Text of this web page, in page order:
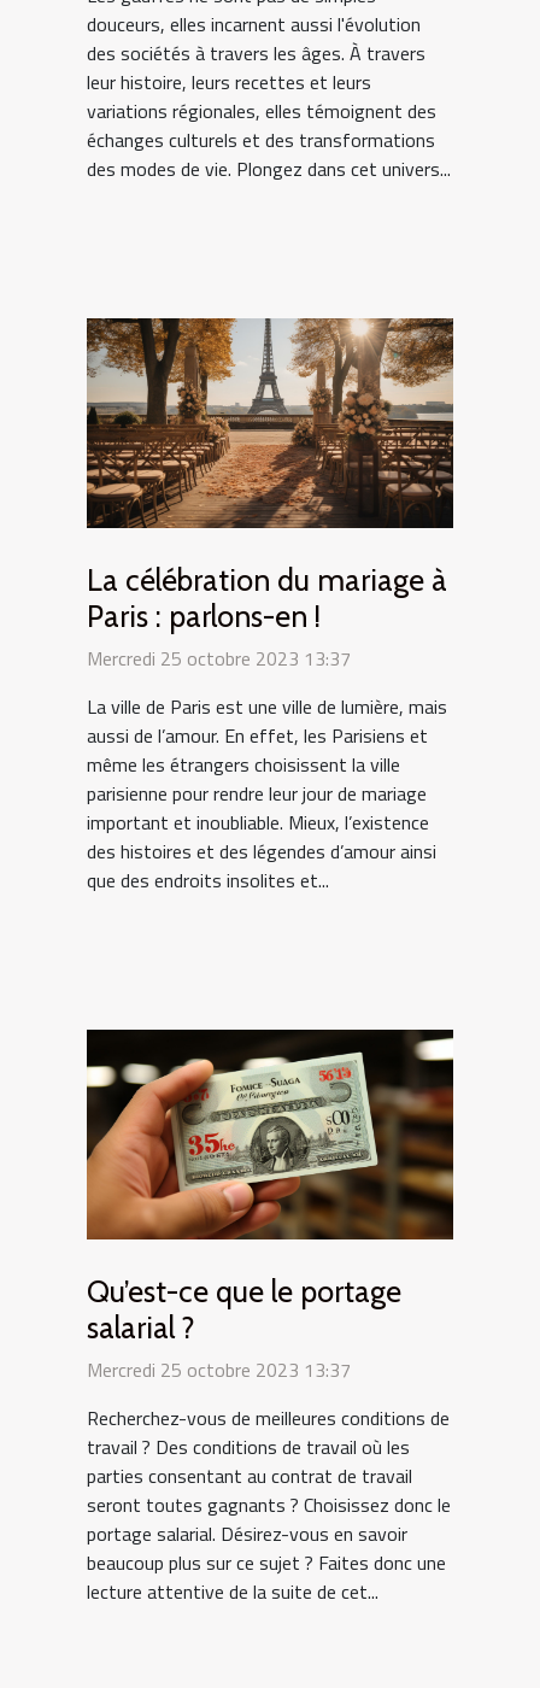
douceurs, elles incarnent aussi l'évolution
des sociétés à travers les âges. À travers
leur histoire, leurs recettes et leurs
variations régionales, elles témoignent des
échanges culturels et des transformations
des modes de vie. Plongez dans cet univers...
La célébration du mariage à
Paris : parlons-en !
Mercredi 25 octobre 2023 13:37
La ville de Paris est une ville de lumière, mais
aussi de l’amour. En effet, les Parisiens et
même les étrangers choisissent la ville
parisienne pour rendre leur jour de mariage
important et inoubliable. Mieux, l’existence
des histoires et des légendes d’amour ainsi
que des endroits insolites et...
Qu’est-ce que le portage
salarial ?
Mercredi 25 octobre 2023 13:37
Recherchez-vous de meilleures conditions de
travail ? Des conditions de travail où les
parties consentant au contrat de travail
seront toutes gagnants ? Choisissez donc le
portage salarial. Désirez-vous en savoir
beaucoup plus sur ce sujet ? Faites donc une
lecture attentive de la suite de cet...